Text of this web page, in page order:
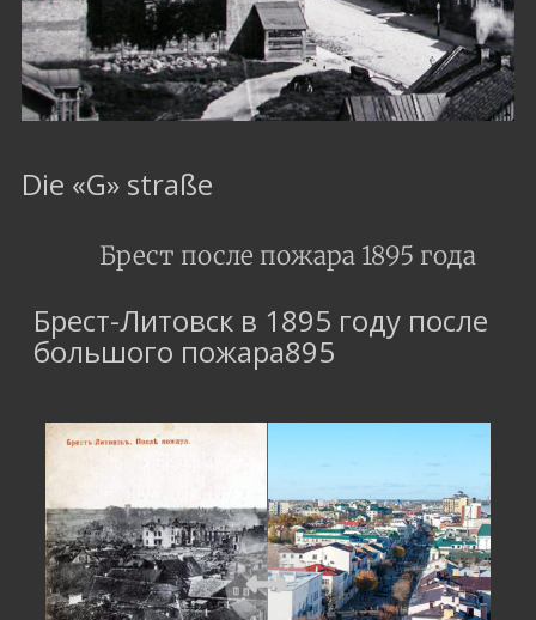
Die «G» straße
Брест после пожара 1895 года
Брест-Литовск в 1895 году после
большого пожара895